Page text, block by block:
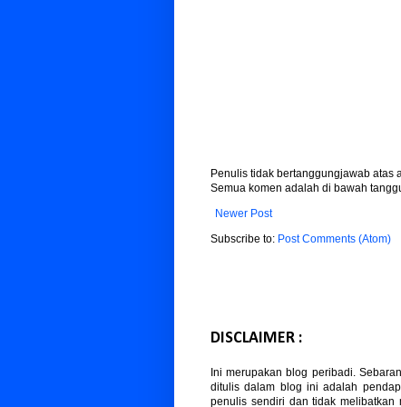
Penulis tidak bertanggungjawab atas
Semua komen adalah di bawah
Newer Post
Subscribe to: Post Comments (Atom)
DISCLAIMER :
Ini merupakan blog peribadi.
ditulis dalam blog ini adalah
penulis sendiri dan tidak melibatkan